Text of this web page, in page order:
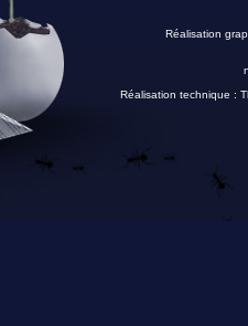
Réalisation
Réalisation technique :